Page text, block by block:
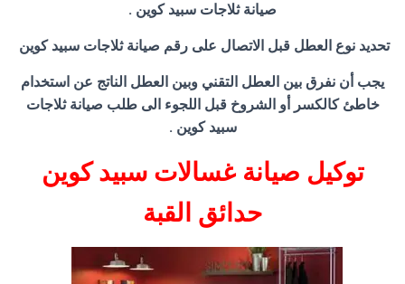
صيانة ثلاجات سبيد كوين .
تحديد نوع العطل قبل الاتصال على رقم صيانة ثلاجات سبيد كوين
يجب أن نفرق بين العطل التقني وبين العطل الناتج عن استخدام
خاطئ كالكسر أو الشروخ قبل اللجوء الى طلب صيانة ثلاجات
سبيد كوين .
توكيل صيانة غسالات سبيد كوين
حدائق القبة